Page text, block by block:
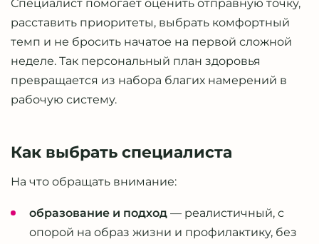
Специалист помогает оценить отправную точку,
расставить приоритеты, выбрать комфортный
темп и не бросить начатое на первой сложной
неделе. Так персональный план здоровья
превращается из набора благих намерений в
рабочую систему.
Как выбрать специалиста
На что обращать внимание:
образование и подход— реалистичный, с
опорой на образ жизни и профилактику, без